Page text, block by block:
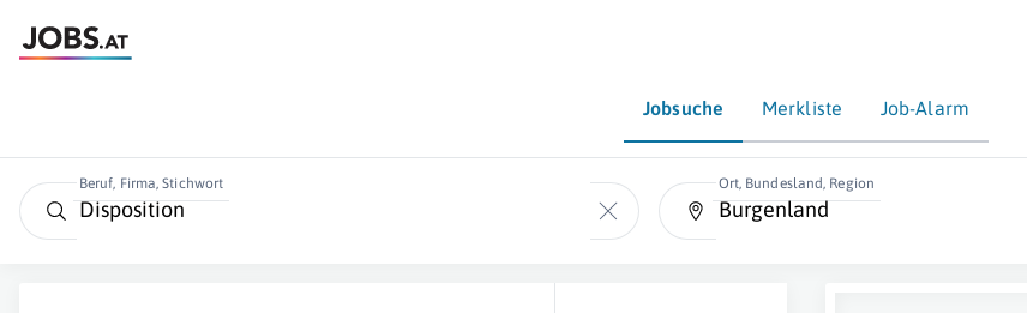
Jobsuche Merkliste Job-Alarm
Beruf, Firma, Stichwort Ort, Bundesland, Region